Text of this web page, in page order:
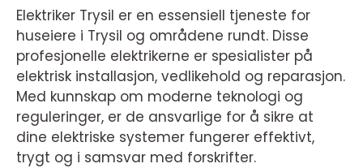
Elektriker Trysil er en essensiell tjeneste for
huseiere i Trysil og områdene rundt. Disse
profesjonelle elektrikerne er spesialister på
elektrisk installasjon, vedlikehold og reparasjon.
Med kunnskap om moderne teknologi og
reguleringer, er de ansvarlige for å sikre at
dine elektriske systemer fungerer effektivt,
trygt og i samsvar med forskrifter.